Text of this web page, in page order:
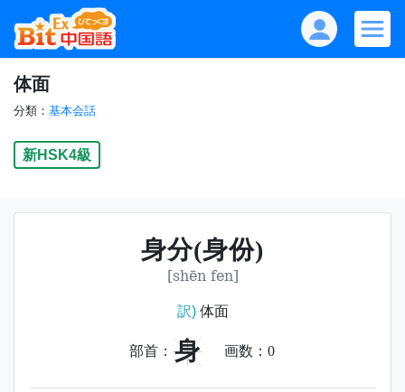
体面
分類： 基本会話
新HSK4級
身分(身份)
[shēn fen]
訳)体面
部首： 身 画数： 0